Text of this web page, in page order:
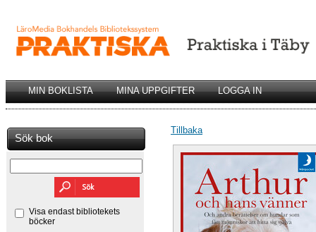
MIN BOKLISTA MINA UPPGIFTER LOGGA IN
Sök bok
Visa endast bibliotekets
böcker
Tillbaka